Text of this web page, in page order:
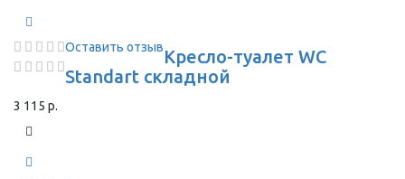
Оставить отзывКресло-туалет WC
Standart складной
3 115 р.